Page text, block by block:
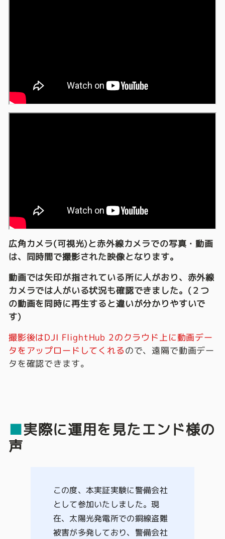
広角カメラ(可視光)と赤外線カメラでの写真・動画
は、同時間で撮影された映像となります。
動画では矢印が指されている所に人がおり、赤外線
カメラでは人がいる状況も確認できました。 (２つ
の動画を同時に再生すると違いが分かりやすいで
す)
撮影後はDJI FlightHub 2のクラウド上に動画デー
タをアップロードしてくれるので、遠隔で動画デー
タを確認できます。
■実際に運用を見たエンド様の
声
この度、本実証実験に警備会社
として参加いたしました。現
在、太陽光発電所での銅線盗難
被害が多発しており、警備会社